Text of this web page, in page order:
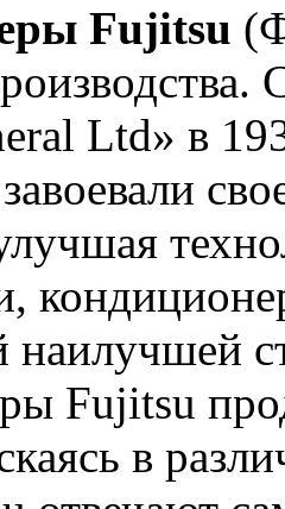
Fujitsu
Ltd» в
наилучшей
Fujitsu
в